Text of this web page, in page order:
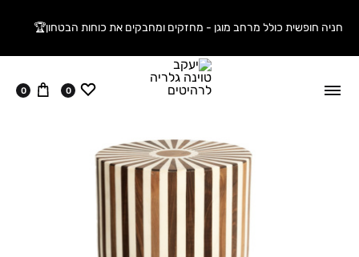
חניה חופשית כולל מרחב מוגן - מחזקים ומחבקים את כוחות הבטחון🏆
ווישליסט
0 עגלה
0